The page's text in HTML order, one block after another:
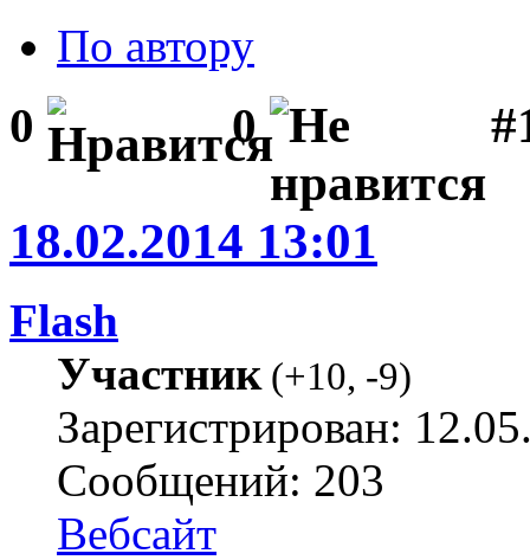
По автору
0 0
18.02.2014 13:01
Flash
Участник(+10, -9)
Зарегистрирован:
Сообщений: 203
Вебсайт